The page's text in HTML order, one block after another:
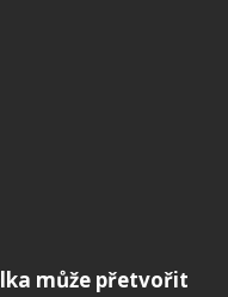
může přetvořit